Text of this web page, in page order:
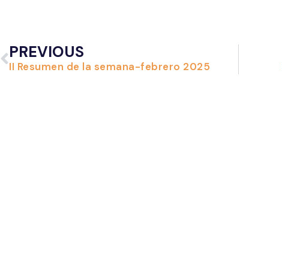
PREVIOUS
II Resumen de la semana-febrero 2025